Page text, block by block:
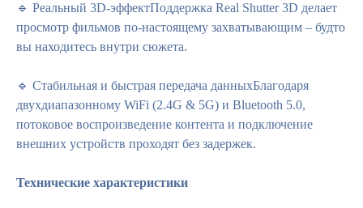
🔹 Реальный 3D-эффектПоддержка Real Shutter 3D делает
просмотр фильмов по-настоящему захватывающим – будто
вы находитесь внутри сюжета.
🔹 Стабильная и быстрая передача данныхБлагодаря
двухдиапазонному WiFi (2.4G & 5G) и Bluetooth 5.0,
потоковое воспроизведение контента и подключение
внешних устройств проходят без задержек.
Технические характеристики